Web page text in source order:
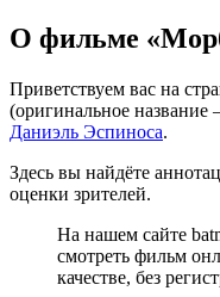
О фильме
Приветствуем вас на
(оригинальное название
Даниэль Эспиноса.
Здесь вы найдёте
оценки зрителей.
На нашем сайте
смотреть фильм
качестве, без